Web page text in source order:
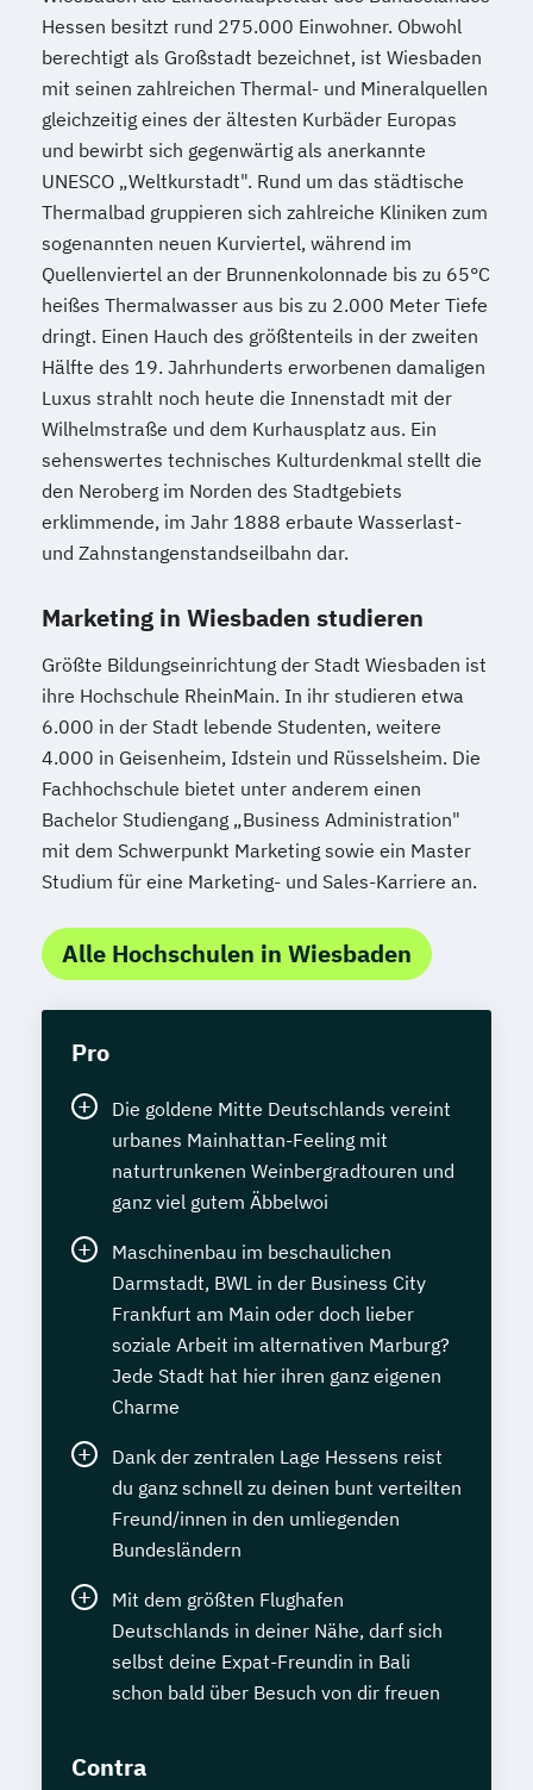
Hessen besitzt rund 275.000 Einwohner. Obwohl
berechtigt als Großstadt bezeichnet, ist Wiesbaden
mit seinen zahlreichen Thermal- und Mineralquellen
gleichzeitig eines der ältesten Kurbäder Europas
und bewirbt sich gegenwärtig als anerkannte
UNESCO „Weltkurstadt". Rund um das städtische
Thermalbad gruppieren sich zahlreiche Kliniken zum
sogenannten neuen Kurviertel, während im
Quellenviertel an der Brunnenkolonnade bis zu 65°C
heißes Thermalwasser aus bis zu 2.000 Meter Tiefe
dringt. Einen Hauch des größtenteils in der zweiten
Hälfte des 19. Jahrhunderts erworbenen damaligen
Luxus strahlt noch heute die Innenstadt mit der
Wilhelmstraße und dem Kurhausplatz aus. Ein
sehenswertes technisches Kulturdenkmal stellt die
den Neroberg im Norden des Stadtgebiets
erklimmende, im Jahr 1888 erbaute Wasserlast-
und Zahnstangenstandseilbahn dar.
Marketing in Wiesbaden studieren
Größte Bildungseinrichtung der Stadt Wiesbaden ist
ihre Hochschule RheinMain. In ihr studieren etwa
6.000 in der Stadt lebende Studenten, weitere
4.000 in Geisenheim, Idstein und Rüsselsheim. Die
Fachhochschule bietet unter anderem einen
Bachelor Studiengang „Business Administration"
mit dem Schwerpunkt Marketing sowie ein Master
Studium für eine Marketing- und Sales-Karriere an.
Alle Hochschulen in Wiesbaden
Pro
Die goldene Mitte Deutschlands vereint
urbanes Mainhattan-Feeling mit
naturtrunkenen Weinbergradtouren und
ganz viel gutem Äbbelwoi
Maschinenbau im beschaulichen
Darmstadt, BWL in der Business City
Frankfurt am Main oder doch lieber
soziale Arbeit im alternativen Marburg?
Jede Stadt hat hier ihren ganz eigenen
Charme
Dank der zentralen Lage Hessens reist
du ganz schnell zu deinen bunt verteilten
Freund/innen in den umliegenden
Bundesländern
Mit dem größten Flughafen
Deutschlands in deiner Nähe, darf sich
selbst deine Expat-Freundin in Bali
schon bald über Besuch von dir freuen
Contra